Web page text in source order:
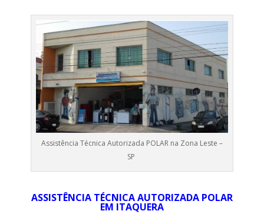
Assistência Técnica Autorizada POLAR na Zona Leste –
SP
ASSISTÊNCIA TÉCNICA AUTORIZADA POLAR
EM ITAQUERA